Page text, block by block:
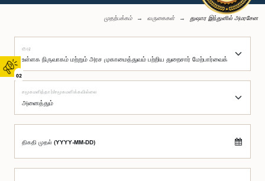
02
முதற்பக்கம் வருகைகள் துஷார இந்துனில் அமரசேன
குழு
சமூகமளித்தார்/சமூகமளிக்கவில்லை
திகதி முதல் (YYYY-MM-DD)